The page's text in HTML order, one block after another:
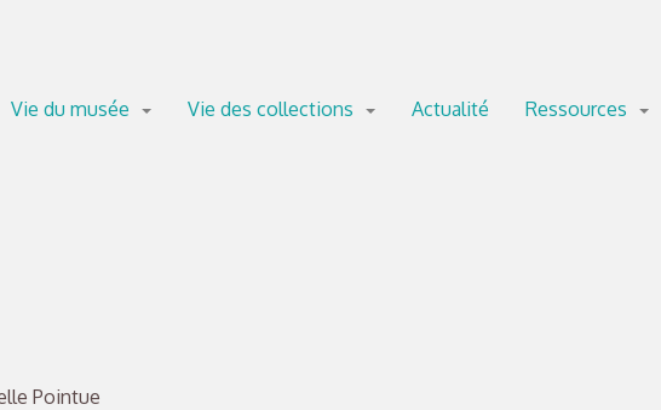
Vie du musée Vie des collections Actualité Ressources
Pointue